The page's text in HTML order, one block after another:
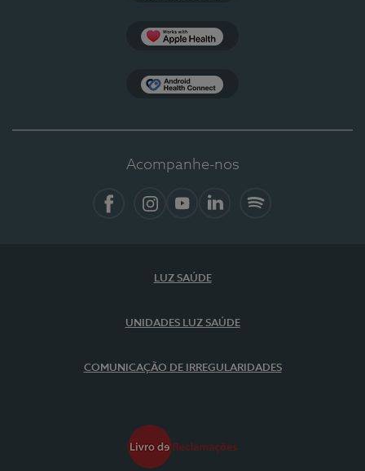
Acompanhe-nos
LUZ SAÚDE
UNIDADES LUZ SAÚDE
COMUNICAÇÃO DE IRREGULARIDADES